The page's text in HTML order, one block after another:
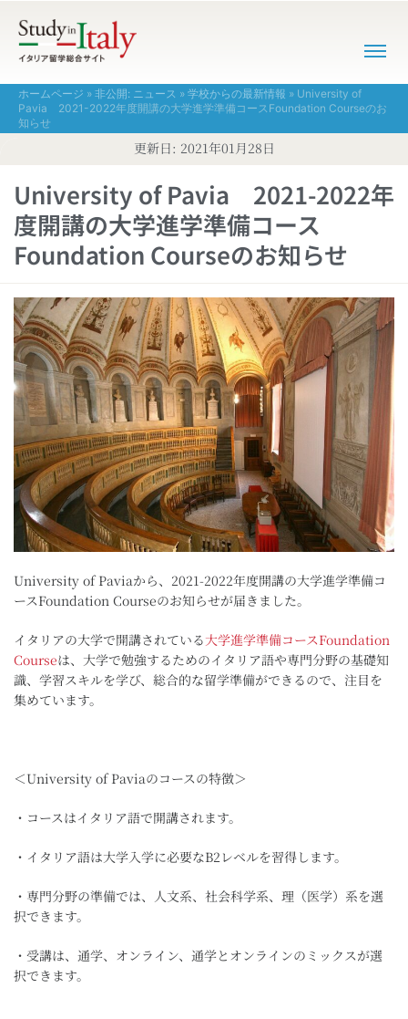
ホームページ » 非公開: ニュース » 学校からの最新情報 » University of
Pavia 2021-2022年度開講の大学進学準備コースFoundation Courseのお
知らせ
更新日: 2021年01月28日
University of Pavia 2021-2022年
度開講の大学進学準備コース
Foundation Courseのお知らせ
University of Paviaから、2021-2022年度開講の大学進学準備コ
ースFoundation Courseのお知らせが届きました。
イタリアの大学で開講されている大学進学準備コースFoundation
Courseは、大学で勉強するためのイタリア語や専門分野の基礎知
識、学習スキルを学び、総合的な留学準備ができるので、注目を
集めています。
＜University of Paviaのコースの特徴＞
・コースはイタリア語で開講されます。
・イタリア語は大学入学に必要なB2レベルを習得します。
・専門分野の準備では、人文系、社会科学系、理（医学）系を選
択できます。
・受講は、通学、オンライン、通学とオンラインのミックスが選
択できます。